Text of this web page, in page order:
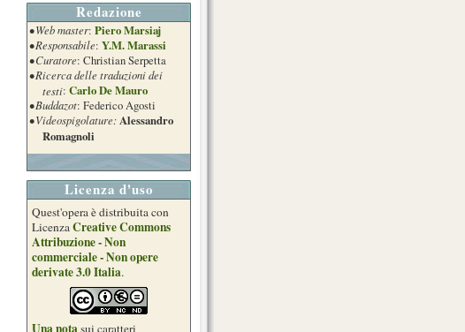
Redazione
• Web master: Piero Marsiaj
• Responsabile: Y.M. Marassi
• Curatore: Christian Serpetta
• Ricerca delle traduzioni dei
testi: Carlo De Mauro
• Buddazot: Federico Agosti
• Videospigolature:Alessandro
Romagnoli
Licenza d'uso
Quest'opera è distribuita con
LicenzaCreative Commons
Attribuzione - Non
commerciale - Non opere
derivate 3.0 Italia.
sui caratteri